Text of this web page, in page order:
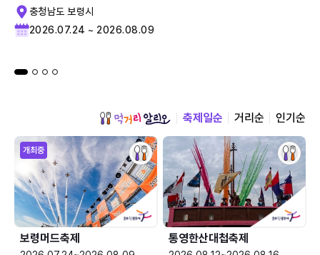
충청남도 보령시
2026.07.24 ~ 2026.08.09
축제일순 거리순 인기순
개최중
보령머드축제 통영한산대첩축제